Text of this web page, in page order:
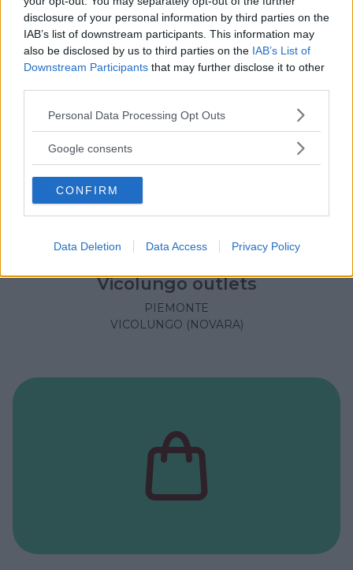
disclosure of your personal information by third parties on the
IAB’s list of downstream participants. This information may
also be disclosed by us to third parties on the IAB’s List of
Downstream Participants that may further disclose it to other
Please note that this website/app uses one or more Google
not limited to your visit or usage behaviour. You may click to
use your data for below specified purposes in below Google
consent section.
Personal Data Processing Opt Outs
Google consents
CONFIRM
Data Deletion Data Access Privacy Policy
VERRONE (BIELLA)
Vicolungo outlets
PIEMONTE
VICOLUNGO (NOVARA)